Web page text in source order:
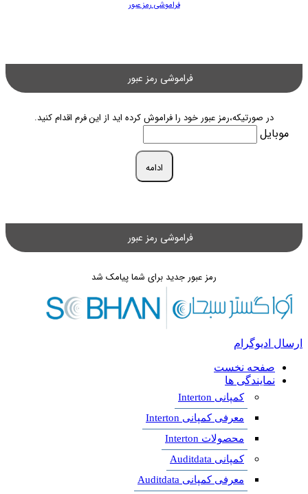
فراموشی رمز عبور
فراموشی رمز عبور
در صورتیکه،رمز عبور خود را فراموش کرده اید از این فرم اقدام کنید.
موبایل
ادامه
فراموشی رمز عبور
رمز عبور جدید برای شما پیامک شد
ارسال ادیوگرام
صفحه نخست
نمایندگی ها
کمپانی Interton
معرفی کمپانی Interton
محصولات Interton
کمپانی Auditdata
معرفی کمپانی Auditdata